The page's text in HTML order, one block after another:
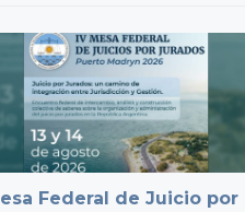
Federal de Juicio por